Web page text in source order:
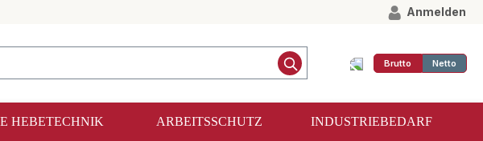
Anmelden
Brutto Netto
HEBETECHNIK ARBEITSSCHUTZ INDUSTRIEBEDARF